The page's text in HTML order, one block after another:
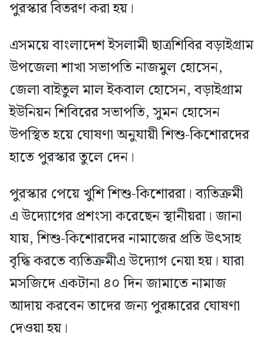
পুরস্কার বিতরণ করা হয়।
এসময়ে বাংলাদেশ ইসলামী ছাত্রশিবির বড়াইগ্রাম
উপজেলা শাখা সভাপতি নাজমুল হোসেন,
জেলা বাইতুল মাল ইকবাল হোসেন, বড়াইগ্রাম
ইউনিয়ন শিবিরের সভাপতি, সুমন হোসেন
উপস্থিত হয়ে ঘোষণা অনুযায়ী শিশু-কিশোরদের
হাতে পুরস্কার তুলে দেন।
পুরস্কার পেয়ে খুশি শিশু-কিশোররা। ব্যতিক্রমী
এ উদ্যোগের প্রশংসা করেছেন স্থানীয়রা। জানা
যায়, শিশু-কিশোরদের নামাজের প্রতি উৎসাহ
বৃদ্ধি করতে ব্যতিক্রমীএ উদ্যোগ নেয়া হয়। যারা
মসজিদে একটানা ৪০ দিন জামাতে নামাজ
আদায় করবেন তাদের জন্য পুরষ্কারের ঘোষণা
দেওয়া হয়।